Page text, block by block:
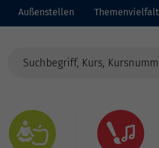
Außenstellen Themenvielfalt